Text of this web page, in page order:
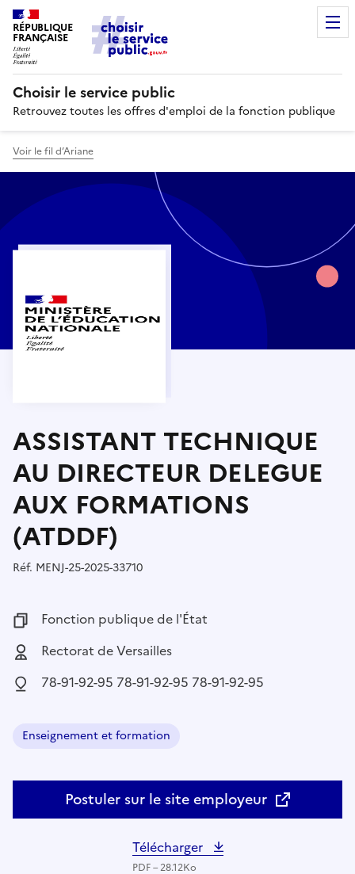
RÉPUBLIQUE
FRANÇAISE
Choisir le service public
Retrouvez toutes les offres d'emploi de la fonction publique
Voir le fil d’Ariane
ASSISTANT TECHNIQUE
AU DIRECTEUR DELEGUE
AUX FORMATIONS
(ATDDF)
Réf. Référence :
MENJ-25-2025-33710
Fonction publique :
Fonction publique de l'État
Employeur :
Rectorat de Versailles
Localisation :
78-91-92-95 78-91-92-95 78-91-92-95
Domaine :
Enseignement et formation
Postuler sur le site employeur
Télécharger
PDF – 28.12Ko